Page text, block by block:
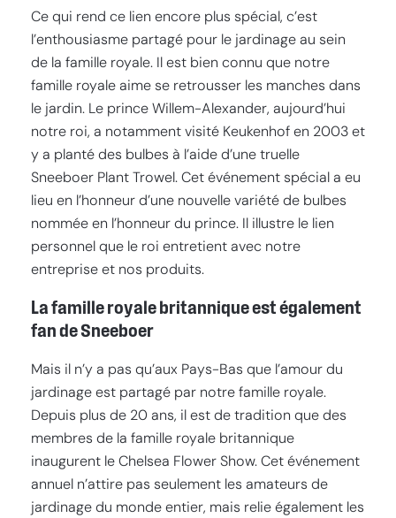
Ce qui rend ce lien encore plus spécial, c’est
l’enthousiasme partagé pour le jardinage au sein
de la famille royale. Il est bien connu que notre
famille royale aime se retrousser les manches dans
le jardin. Le prince Willem-Alexander, aujourd’hui
notre roi, a notamment visité Keukenhof en 2003 et
y a planté des bulbes à l’aide d’une truelle
Sneeboer Plant Trowel. Cet événement spécial a eu
lieu en l’honneur d’une nouvelle variété de bulbes
nommée en l’honneur du prince. Il illustre le lien
personnel que le roi entretient avec notre
entreprise et nos produits.
La famille royale britannique est également
fan de Sneeboer
Mais il n’y a pas qu’aux Pays-Bas que l’amour du
jardinage est partagé par notre famille royale.
Depuis plus de 20 ans, il est de tradition que des
membres de la famille royale britannique
inaugurent le Chelsea Flower Show. Cet événement
annuel n’attire pas seulement les amateurs de
jardinage du monde entier, mais relie également les